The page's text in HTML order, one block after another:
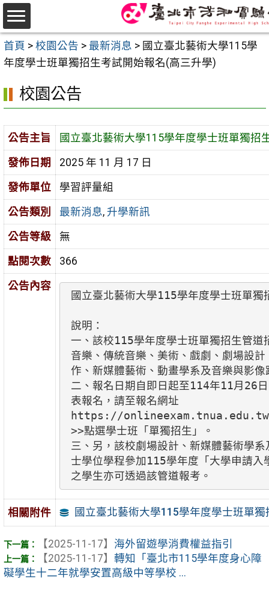
跳
至
主
要
區
首頁 > 校園公告 > 最新消息 > 國立臺北藝術大學115學
年度學士班單獨招生考試開始報名(高三升學)
校園公告
公告主旨 國立臺北藝術大學115學年度學士班單獨招
發佈日期 2025 年 11 月 17 日
發佈單位 學習評量組
公告類別 最新消息, 升學新訊
公告等級 無
點閱次數 366
公告內容
國立臺北藝術大學115學年度學士班單獨
說明：
一、該校115學年度學士班單獨招生管
音樂、傳統音樂、美術、戲劇、劇場設
作、新媒體藝術、動畫學系及音樂與影
二、報名日期自即日起至114年11月26
表報名，請至報名網址
https://onlineexam.tnua.edu.tw
>>點選學士班「單獨招生」。
三、另，該校劇場設計、新媒體藝術學
士學位學程參加115學年度「大學申請入
之學生亦可透過該管道報考。
相關附件 國立臺北藝術大學115學年度學士班單
【2025-11-17】 海外留遊學消費權益指引
【2025-11-17】 轉知「臺北市115學年度身心障
礙學生十二年就學安置高級中等學校 ...
選
單